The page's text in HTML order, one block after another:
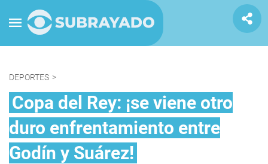
DEPORTES >
Copa del Rey: ¡se viene otro
duro enfrentamiento entre
Godín y Suárez!